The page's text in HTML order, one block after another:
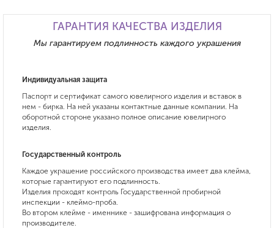
ГАРАНТИЯ КАЧЕСТВА ИЗДЕЛИЯ
Мы гарантируем подлинность каждого украшения
Индивидуальная защита
Паспорт и сертификат самого ювелирного изделия и вставок в
нем - бирка. На ней указаны контактные данные компании. На
оборотной стороне указано полное описание ювелирного
изделия.
Государственный контроль
Каждое украшение российского производства имеет два клейма,
которые гарантируют его подлинность.
Изделия проходят контроль Государственной пробирной
инспекции - клеймо-проба.
Во втором клейме - именнике - зашифрована информация о
производителе.